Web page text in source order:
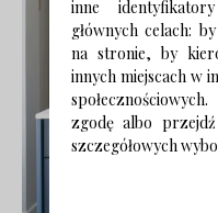
inne
głównych celach:
na stronie, by
innych miejscach w
zgodę albo
szczegółowych